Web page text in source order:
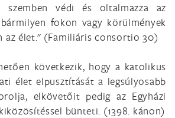
szemben védi és oltalmazza az
fokon vagy körülmények
az élet." (Familiáris consortio 30)
következik, hogy a katolikus
élet elpusztítását a legsúlyosabb
elkövetőit pedig az Egyházi
bünteti. (1398. kánon)